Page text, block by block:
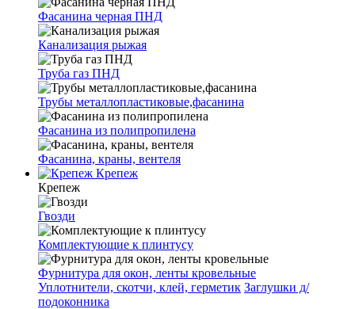
Фасанина черная ПНД
Канализация рыжая
Труба газ ПНД
Трубы металлопластиковые,фасанина
Фасанина из полипропилена
Фасанина, краны, вентеля
Крепеж
Крепеж
Гвозди
Комплектующие к плинтусу
Фурнитура для окон, ленты кровельные
Уплотнители, скотчи, клей, герметик Заглушки д/
подоконника